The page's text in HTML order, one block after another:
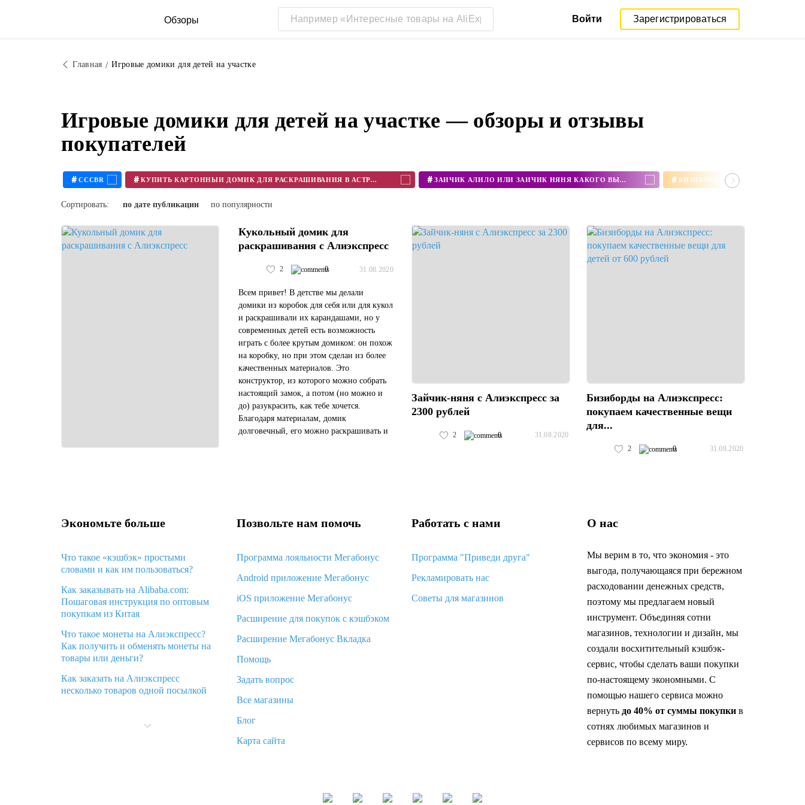
Обзоры Войти Зарегистрироваться
Главная Игровые домики для детей на участке
Игровые домики для детей на участке — обзоры и отзывы
покупателей
# CCCBR # КУПИТЬ КАРТОННЫЙ ДОМИК ДЛЯ РАСКРАШИВАНИЯ В АСТРАХАНИ # ЗАЙЧИК АЛИЛО ИЛИ ЗАЙЧИК НЯНЯ КАКОГО ВЫБРАТЬ #
Сортировать: по дате публикации по популярности
Кукольный домик для
раскрашивания с Алиэкспресс
2 0 31.08.2020
Всем привет! В детстве мы делали
домики из коробок для себя или для кукол
и раскрашивали их карандашами, но у
современных детей есть возможность
играть с более крутым домиком: он похож
на коробку, но при этом сделан из более
качественных материалов. Это
конструктор, из которого можно собрать
настоящий замок, а потом (но можно и
до) разукрасить, как тебе хочется.
Благодаря материалам, домик
долговечный, его можно раскрашивать и
Зайчик-няня с Алиэкспресс за
2300 рублей
2 0 31.08.2020
Бизиборды на Алиэкспресс:
покупаем качественные вещи
для...
2 0 31.08.2020
Экономьте больше
Что такое «кэшбэк» простыми
словами и как им пользоваться?
Как заказывать на Alibaba.com:
Пошаговая инструкция по оптовым
покупкам из Китая
Что такое монеты на Алиэкспресс?
Как получить и обменять монеты на
товары или деньги?
Как заказать на Алиэкспресс
несколько товаров одной посылкой
Алиэкспресс и что делать?
Позвольте нам помочь
Программа лояльности Мегабонус
Android приложение Мегабонус
iOS приложение Мегабонус
Расширение для покупок с кэшбэком
Расширение Мегабонус Вкладка
Помощь
Задать вопрос
Все магазины
Блог
Карта сайта
Работать с нами
Программа "Приведи друга"
Рекламировать нас
Советы для магазинов
О нас
Мы верим в то, что экономия - это
выгода, получающаяся при бережном
расходовании денежных средств,
поэтому мы предлагаем новый
инструмент. Объединяя сотни
магазинов, технологии и дизайн, мы
создали восхитительный кэшбэк-
сервис, чтобы сделать ваши покупки
по-настоящему экономными. С
помощью нашего сервиса можно
вернуть до 40% от суммы покупкив
сотнях любимых магазинов и
сервисов по всему миру.